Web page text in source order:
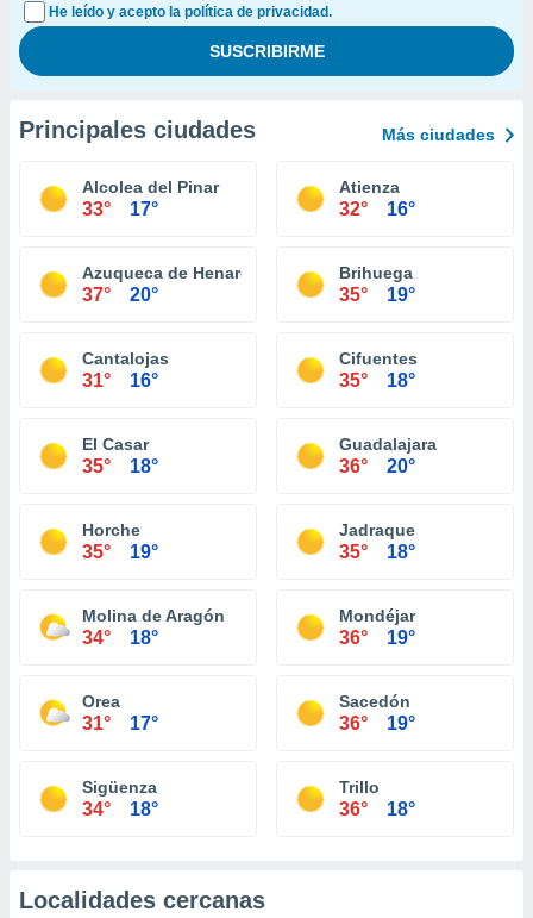
He leído y acepto la política de privacidad.
Principales ciudades Más ciudades
Alcolea del Pinar
33° 17°
Atienza
32° 16°
Azuqueca de Henares
37° 20°
Brihuega
35° 19°
Cantalojas
31° 16°
Cifuentes
35° 18°
El Casar
35° 18°
Guadalajara
36° 20°
Horche
35° 19°
Jadraque
35° 18°
Molina de Aragón
34° 18°
Mondéjar
36° 19°
Orea
31° 17°
Sacedón
36° 19°
Sigüenza
34° 18°
Trillo
36° 18°
Localidades cercanas